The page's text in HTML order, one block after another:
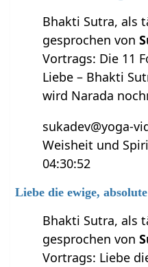
Bhakti Sutra, als
gesprochen von
Vortrags: Die 11
Liebe – Bhakti
wird Narada
sukadev@yoga-
Weisheit und
04:30:52
Liebe die ewige,
Bhakti Sutra, als
gesprochen von
Vortrags: Liebe